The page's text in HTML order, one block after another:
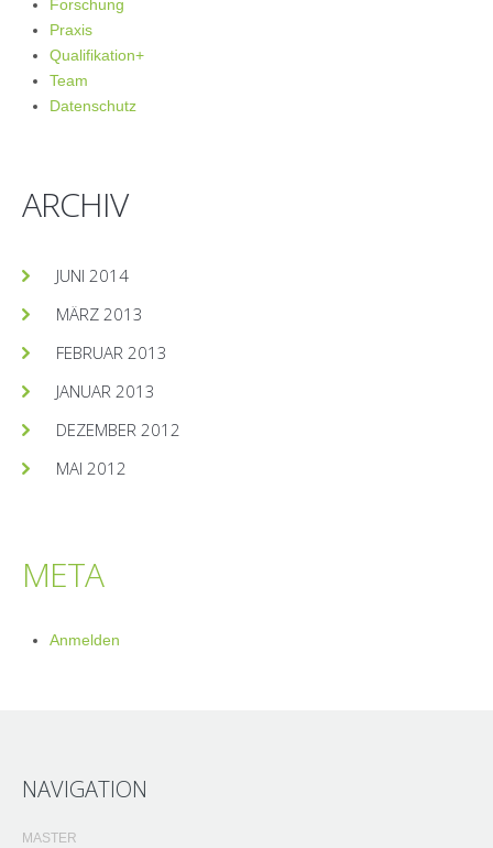
Forschung
Praxis
Qualifikation+
Team
Datenschutz
ARCHIV
JUNI 2014
MÄRZ 2013
FEBRUAR 2013
JANUAR 2013
DEZEMBER 2012
MAI 2012
META
Anmelden
NAVIGATION
MASTER